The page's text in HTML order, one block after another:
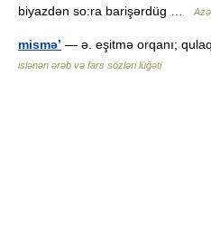
biyazdən so:ra barişərdüg …
mismə’ — ə. eşitmə orqanı;
islənən ərəb və fars sözləri lüğəti